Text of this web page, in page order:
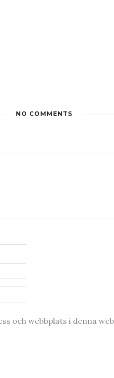
NO COMMENTS
och webbplats i denna